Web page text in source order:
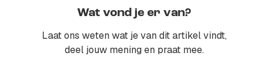
Wat vond je er van?
Laat ons weten wat je van dit artikel vindt,
deel jouw mening en praat mee.